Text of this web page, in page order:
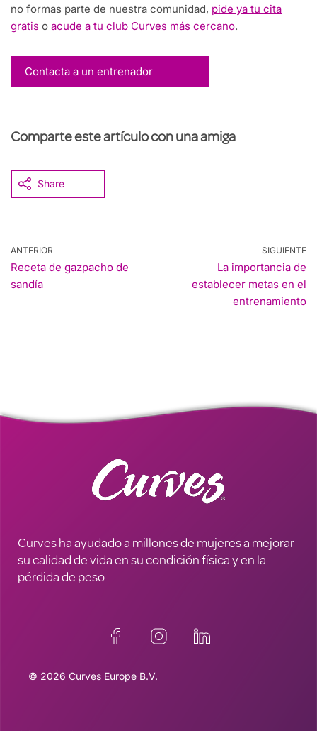
no formas parte de nuestra comunidad, pide ya tu cita
gratis o acude a tu club Curves más cercano.
Contacta a un entrenador
Comparte este artículo con una amiga
Share
ANTERIOR
Receta de gazpacho de
sandía
SIGUIENTE
La importancia de
establecer metas en el
entrenamiento
Curves ha ayudado a millones de mujeres a mejorar
su calidad de vida en su condición física y en la
pérdida de peso
© 2026 Curves Europe B.V.